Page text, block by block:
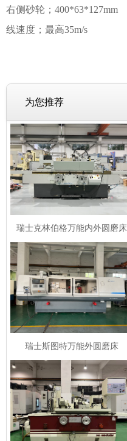
右侧砂轮；400*63*127mm
线速度；最高35m/s
为您推荐
瑞士克林伯格万能内外圆磨床
瑞士斯图特万能外圆磨床